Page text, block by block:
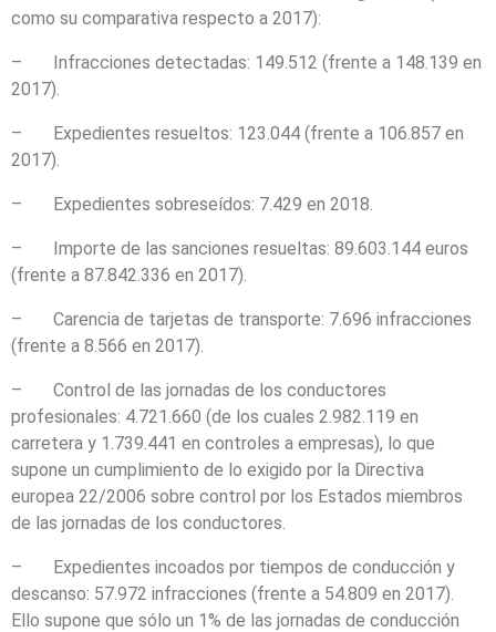
como su comparativa respecto a 2017):
– Infracciones detectadas: 149.512 (frente a 148.139 en
2017).
– Expedientes resueltos: 123.044 (frente a 106.857 en
2017).
– Expedientes sobreseídos: 7.429 en 2018.
– Importe de las sanciones resueltas: 89.603.144 euros
(frente a 87.842.336 en 2017).
– Carencia de tarjetas de transporte: 7.696 infracciones
(frente a 8.566 en 2017).
– Control de las jornadas de los conductores
profesionales: 4.721.660 (de los cuales 2.982.119 en
carretera y 1.739.441 en controles a empresas), lo que
supone un cumplimiento de lo exigido por la Directiva
europea 22/2006 sobre control por los Estados miembros
de las jornadas de los conductores.
– Expedientes incoados por tiempos de conducción y
descanso: 57.972 infracciones (frente a 54.809 en 2017).
Ello supone que sólo un 1% de las jornadas de conducción